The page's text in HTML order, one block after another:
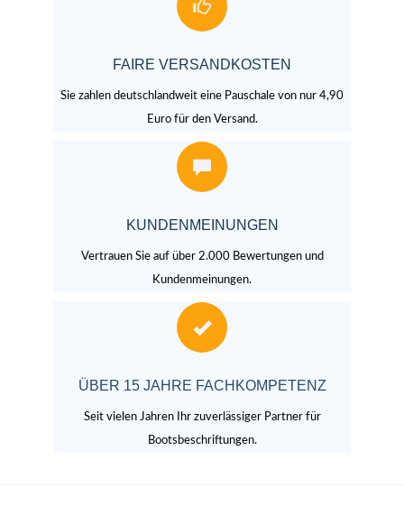
FAIRE VERSANDKOSTEN
Sie zahlen deutschlandweit eine Pauschale von nur 4,90
Euro für den Versand.
KUNDENMEINUNGEN
Vertrauen Sie auf über 2.000 Bewertungen und
Kundenmeinungen.
ÜBER 15 JAHRE FACHKOMPETENZ
Seit vielen Jahren Ihr zuverlässiger Partner für
Bootsbeschriftungen.